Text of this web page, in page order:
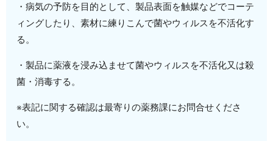
・病気の予防を目的として、製品表面を触媒などでコーテ
ィングしたり、素材に練りこんで菌やウィルスを不活化す
る。
・製品に薬液を浸み込ませて菌やウィルスを不活化又は殺
菌・消毒する。
※表記に関する確認は最寄りの薬務課にお問合せくださ
い。